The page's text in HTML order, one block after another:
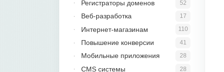
52
Регистраторы доменов
17
Веб-разработка
110
Интернет-магазинам
41
Повышение конверсии
28
Мобильные приложения
28
CMS системы